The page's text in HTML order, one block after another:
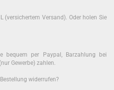
(versichertem Versand). Oder holen Sie
bequem per Paypal, Barzahlung bei
Gewerbe) zahlen.
widerrufen?